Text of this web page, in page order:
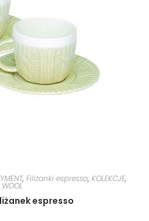
, Filiżanki espresso, KOLEKCJE,
WOOL
espresso